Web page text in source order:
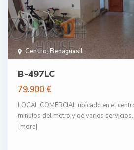
Centro,Benaguasil
B-497LC
79.900 €
LOCAL COMERCIAL ubicado en el
minutos del metro y de varios
[more]